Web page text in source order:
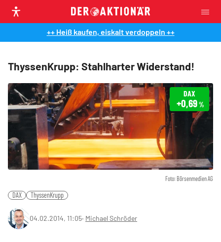
++ Heiß kaufen, eiskalt verdoppeln ++
ThyssenKrupp: Stahlharter Widerstand!
Foto: Börsenmedien AG
DAX
+0,69%
DAX ThyssenKrupp
04.02.2014, 11:05‧ Michael Schröder